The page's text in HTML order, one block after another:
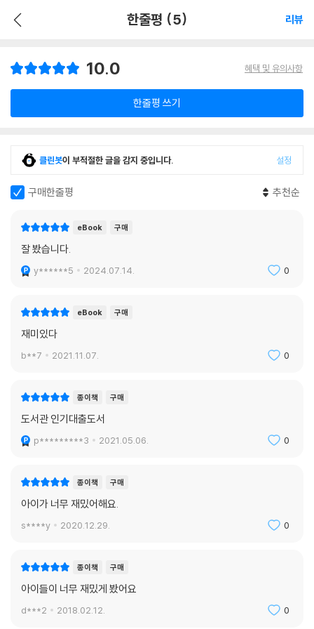
한줄평 (5) 리뷰
10.0 혜택 및 유의사항
한줄평 쓰기
클린봇이 부적절한 글을 감지 중입니다. 설정
구매한줄평 추천순
eBook 구매
잘 봤습니다.
y******5 2024.07.14. 0
eBook 구매
재미있다
b**7 2021.11.07. 0
종이책 구매
도서관 인기대출도서
p*********3 2021.05.06. 0
종이책 구매
아이가 너무 재밌어해요.
s****y 2020.12.29. 0
종이책 구매
아이들이 너무 재밌게 봤어요
d***2 2018.02.12. 0